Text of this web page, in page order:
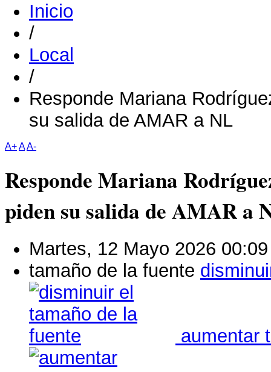
Inicio
/
Local
/
Responde Mariana
su salida de AMAR a NL
A+AA-
Responde Mariana
piden su salida de AMAR a
Martes, 12 Mayo 2026 00:09
tamaño de la fuente
aumentar